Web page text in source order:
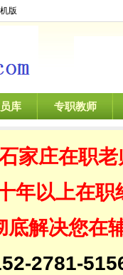
版
库 专职教师
家庄在职
年以上在职
底解决您在
2781-